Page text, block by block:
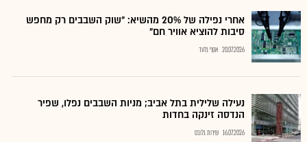
אחרי נפילה של 20% מהשיא: "שוק השבבים רק מחפש
סיבות להוציא אוויר חם"
20.07.2026 אסף גלעד
נעילה שלילית בתל אביב; מניות השבבים נפלו, שפיר
הנדסה זינקה בחדות
16.07.2026 שירות גלובס